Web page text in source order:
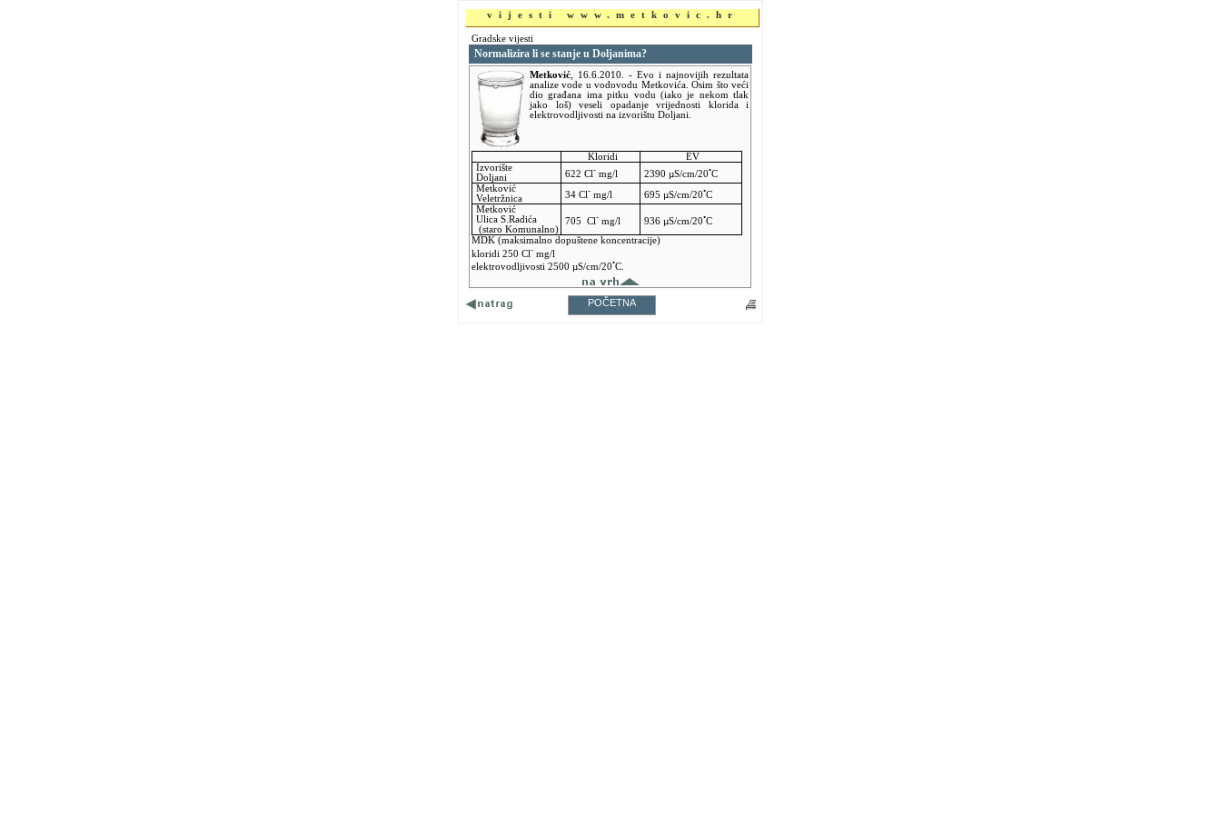
vijesti www.metkovic.hr
Gradske vijesti
Normalizira li se stanje u Doljanima?
Metković 16.6.2010. - Evo i najnovijih rezultata
analize vode u vodovodu Metkovića. Osim što veći
dio građana ima pitku vodu (iako je nekom tlak
jako loš) veseli opadanje vrijednosti klorida i
elektrovodljivosti na izvorištu Doljani.
Kloridi
EV
Izvorište
Doljani
622 Cl - mg/l 2390 µS/cm/20◦C
Metković
Veletržnica
34 Cl - mg/l 695 µS/cm/20◦C
Metković
Ulica S.Radića
(staro Komunalno)
705 Cl - mg/l 936 µS/cm/20◦C
MDK (maksimalno dopuštene koncentracije)
kloridi 250 Cl - mg/l
elektrovodljivosti 2500 µS/cm/20◦C.
POČETNA